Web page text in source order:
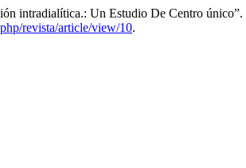
intradialítica.: Un Estudio De Centro único”.
revista/article/view/10.